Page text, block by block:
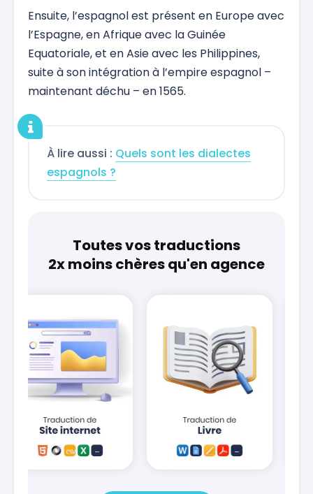
Ensuite, l’espagnol est présent en Europe avec
l’Espagne, en Afrique avec la Guinée
Equatoriale, et en Asie avec les Philippines,
suite à son intégration à l’empire espagnol –
maintenant déchu – en 1565.
À lire aussi : Quels sont les dialectes
espagnols ?
Toutes vos traductions
2x moins chères qu'en agence